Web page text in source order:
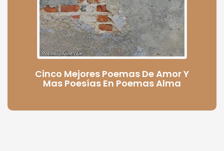
Cinco Mejores Poemas De Amor Y
Mas Poesías En Poemas Alma